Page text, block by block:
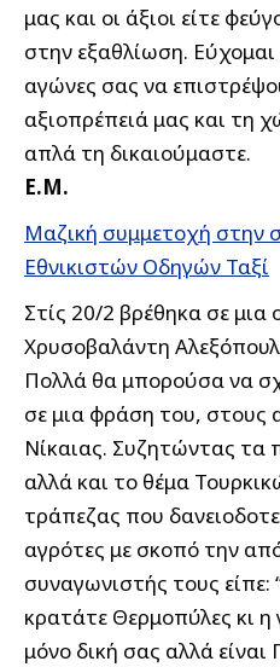
μας και οι άξιοι είτε
στην εξαθλίωση.
αγώνες σας να
αξιοπρέπειά μας και τη
απλά τη δικαιούμαστε.
Ε.Μ.
Μαζική συμμετοχή στην
Εθνικιστών Οδηγών Ταξί
Στίς 20/2 βρέθηκα σε μια
Χρυσοβαλάντη
Πολλά θα μπορούσα να
σε μια φράση του, στους
Νίκαιας. Συζητώντας τα
αλλά και το θέμα
τράπεζας που
αγρότες με σκοπό την
συναγωνιστής τους είπε:
κρατάτε Θερμοπύλες κι η
μόνο δική σας αλλά είναι